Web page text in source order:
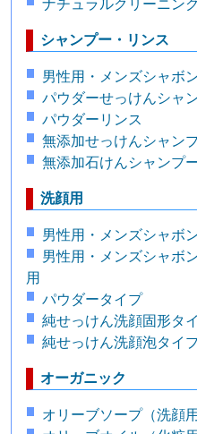
ナチュラルクリーニン
シャンプー・リンス
男性用・メンズシャボ
パウダーせっけんシャ
パウダーリンス
無添加せっけんシャン
無添加石けんシャンプ
洗顔用
男性用・メンズシャボ
男性用・メンズシャボ
用
パウダータイプ
純せっけん洗顔固形タ
純せっけん洗顔泡タイ
オーガニック
オリーブソープ（洗顔用